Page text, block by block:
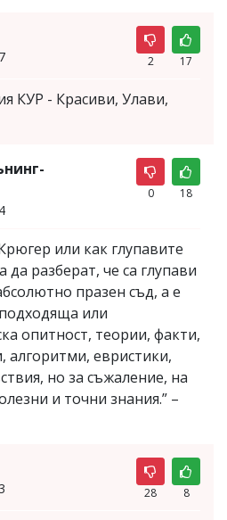
2 17
КУР - Красиви, Улави,
0 18
или как глупавите
да разберат, че са глупави
празен съд, а е
или
опитност, теории, факти,
алгоритми, евристики,
но за съжаление, на
и точни знания.” –
28 8